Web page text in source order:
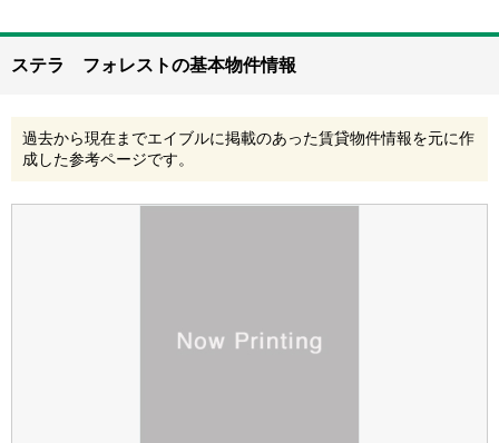
ステラ フォレストの基本物件情報
過去から現在までエイブルに掲載のあった賃貸物件情報を元に作
成した参考ページです。